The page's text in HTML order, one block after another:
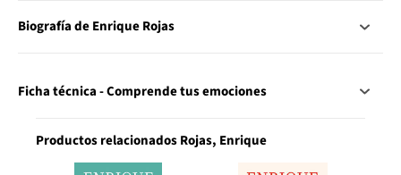
Biografía de Enrique Rojas
Ficha técnica - Comprende tus emociones
Productos relacionados Rojas, Enrique